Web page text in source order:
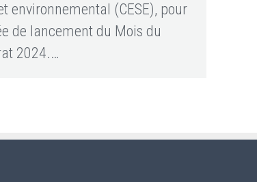
environnemental (CESE), pour
de lancement du Mois du
2024.…